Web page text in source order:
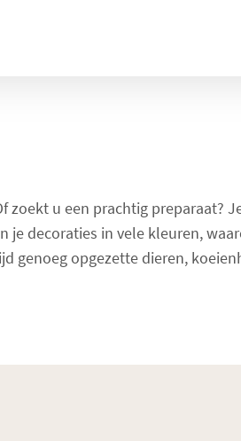
u een prachtig preparaat?
decoraties in vele kleuren,
genoeg opgezette dieren,